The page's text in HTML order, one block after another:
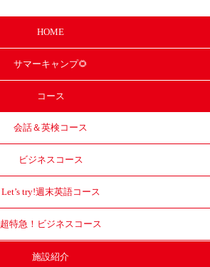
HOME
サマーキャンプ🌻
コース
会話＆英検コース
ビジネスコース
Let’s try!週末英語コース
超特急！ ビジネスコース
施設紹介